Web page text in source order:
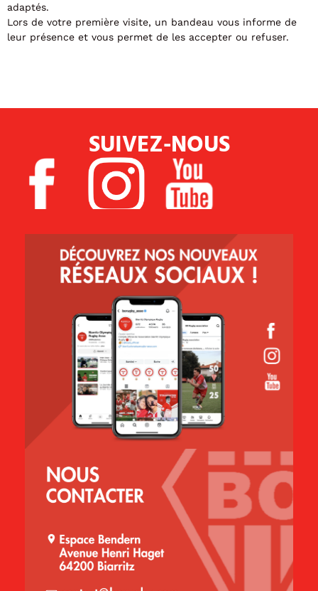
adaptés.
Lors de votre première visite, un bandeau vous informe de
leur présence et vous permet de les accepter ou refuser.
SUIVEZ-NOUS